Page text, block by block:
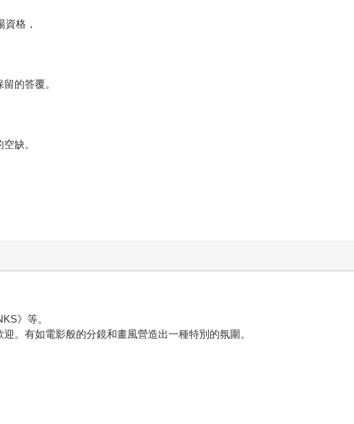
格，
的答覆。
缺。
》等。
。有如電影般的分鏡和畫風營造出一種特別的氛圍。